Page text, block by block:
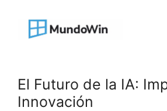
contenido
El Futuro de la IA:
Innovación